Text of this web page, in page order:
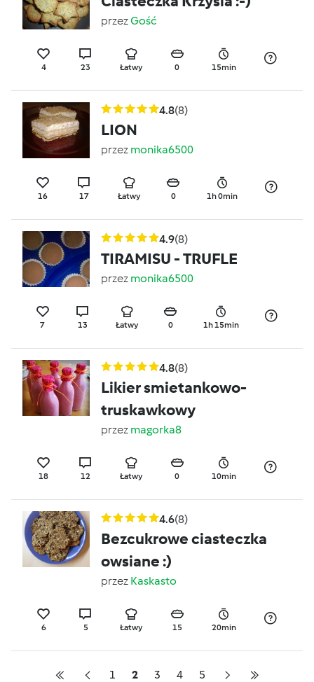
przezGość
4 23 Łatwy 0 15min
4.8(8)
LION
przez monika6500
16 17 Łatwy 0 1h 0min
4.9(8)
TIRAMISU - TRUFLE
przez monika6500
7 13 Łatwy 0 1h 15min
4.8(8)
Likier smietankowo-
truskawkowy
przez magorka8
18 12 Łatwy 0 10min
4.6(8)
Bezcukrowe ciasteczka
owsiane :)
przez Kaskasto
6 5 Łatwy 15 20min
1 2 3 4 5